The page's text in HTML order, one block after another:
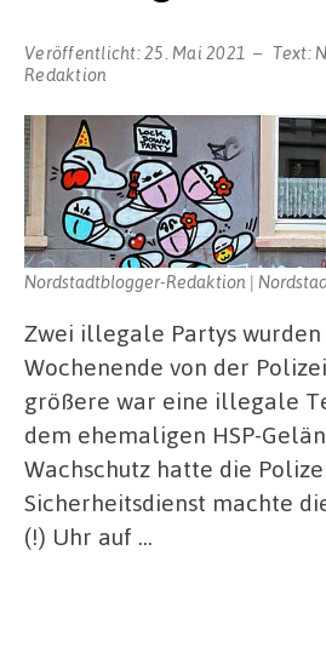
Veröffentlicht:25. Mai 2021 Text:
Redaktion
Nordstadtblogger-Redaktion |
Zwei illegale Partys wurden
Wochenende von der
größere war eine illegale
dem ehemaligen HSP-
Wachschutz hatte die
Sicherheitsdienst machte
(!) Uhr auf …